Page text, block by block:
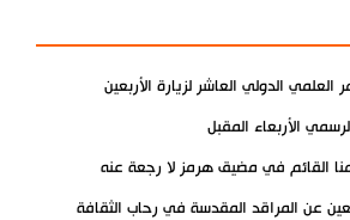
العلمي الدولي العاشر لزيارة الأربعين
الأربعاء المقبل
القائم في مضيق هرمز لا رجعة عنه
عن المراقد المقدسة في رحاب الثقافة